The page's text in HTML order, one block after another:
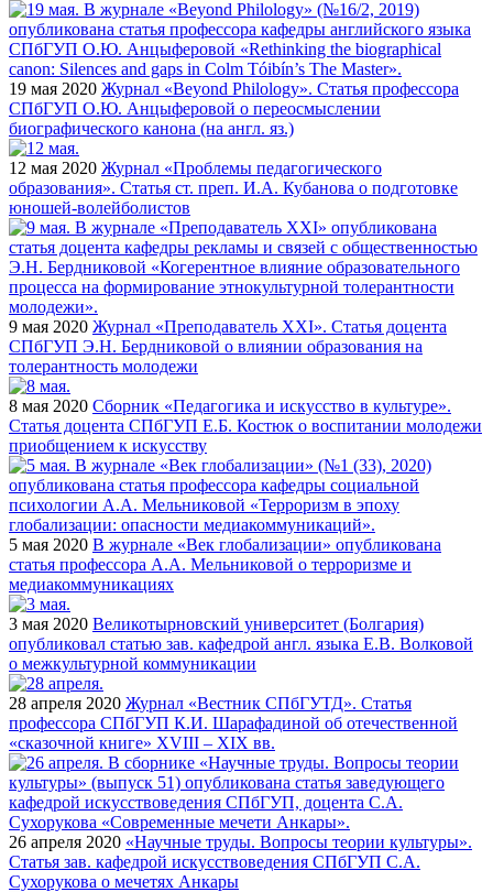
19 мая 2020 Журнал «Beyond Philology». Статья профессора
СПбГУП О.Ю. Анцыферовой о переосмыслении
биографического канона (на англ. яз.)
12 мая 2020 Журнал «Проблемы педагогического
образования». Статья ст. преп. И.А. Кубанова о подготовке
юношей-волейболистов
9 мая 2020 Журнал «Преподаватель XXI». Статья доцента
СПбГУП Э.Н. Бердниковой о влиянии образования на
толерантность молодежи
8 мая 2020 Сборник «Педагогика и искусство в культуре».
Статья доцента СПбГУП Е.Б. Костюк о воспитании молодежи
приобщением к искусству
5 мая 2020 В журнале «Век глобализации» опубликована
статья профессора А.А. Мельниковой о терроризме и
медиакоммуникациях
3 мая 2020 Великотырновский университет (Болгария)
опубликовал статью зав. кафедрой англ. языка Е.В. Волковой
о межкультурной коммуникации
28 апреля 2020 Журнал «Вестник СПбГУТД». Статья
профессора СПбГУП К.И. Шарафадиной об отечественной
«сказочной книге» XVIII – XIX вв.
26 апреля 2020 «Научные труды. Вопросы теории культуры».
Статья зав. кафедрой искусствоведения СПбГУП С.А.
Сухорукова о мечетях Анкары